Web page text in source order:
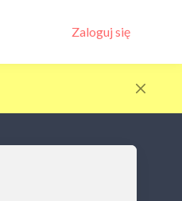
Zaloguj się